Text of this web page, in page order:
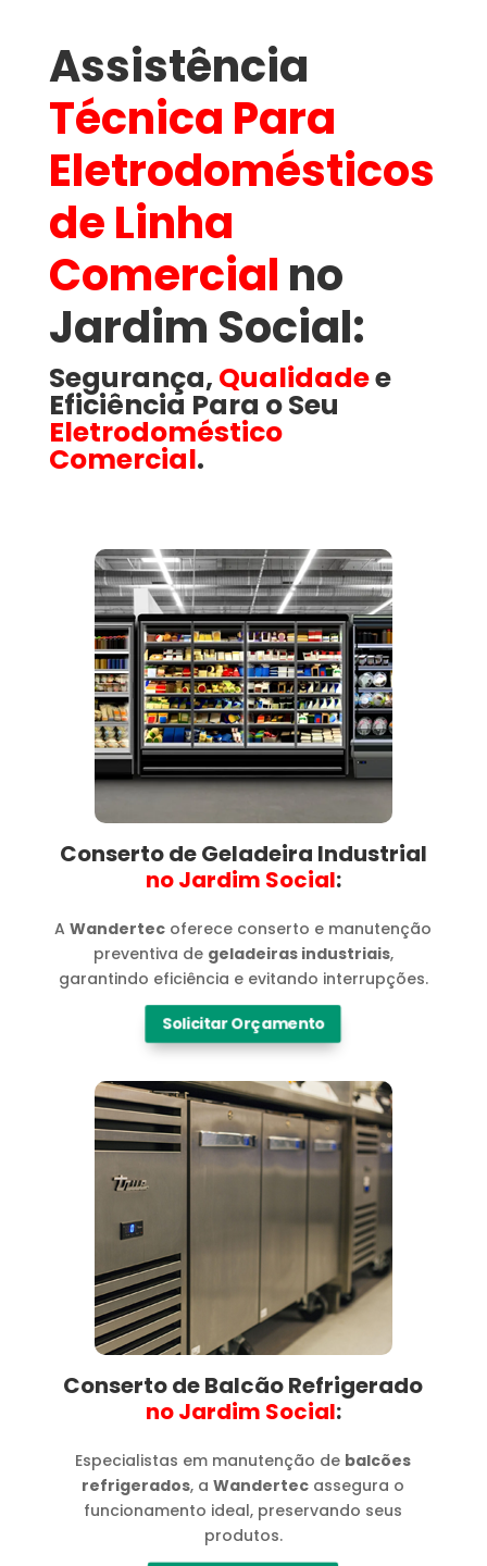
Assistência
Técnica Para
Eletrodomésticos
de Linha
Comercial no
Jardim Social​:
Segurança, Qualidadee
Eficiência Para o Seu
Eletrodoméstico
Comercial.
Conserto de Geladeira Industrial
no Jardim Social​:
AWandertec oferece conserto e manutenção
preventiva de geladeiras industriais,
garantindo eficiência e evitando interrupções.
Solicitar Orçamento
Conserto de Balcão Refrigerado
no Jardim Social​:
Especialistas em manutenção de balcões
refrigerados, aWandertec assegura o
funcionamento ideal, preservando seus
produtos.